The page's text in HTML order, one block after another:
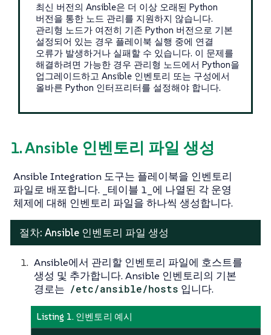
최신 버전의 Ansible은 더 이상 오래된 Python
버전을 통한 노드 관리를 지원하지 않습니다.
관리형 노드가 여전히 기존 Python 버전으로 기본
설정되어 있는 경우 플레이북 실행 중에 연결
오류가 발생하거나 실패할 수 있습니다. 이 문제를
해결하려면 가능한 경우 관리형 노드에서 Python을
업그레이드하고 Ansible 인벤토리 또는 구성에서
올바른 Python 인터프리터를 설정해야 합니다.
1. Ansible 인벤토리 파일 생성
Ansible Integration 도구는 플레이북을 인벤토리
파일로 배포합니다. _테이블 1_에 나열된 각 운영
체제에 대해 인벤토리 파일을 하나씩 생성합니다.
절차: Ansible 인벤토리 파일 생성
Ansible에서 관리할 인벤토리 파일에 호스트를
생성 및 추가합니다. Ansible 인벤토리의 기본
경로는 /etc/ansible/hosts 입니다.
Listing 1. 인벤토리 예시